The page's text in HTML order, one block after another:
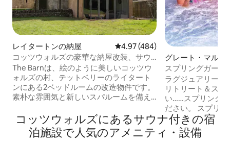
レイタートンの納屋 レビュー484件、5つ星中4.97つ
4.97 (484)
コッツウォルズの豪華な納屋改装、サウ
ナ／スパ付き
The Barnは、絵のように美しいコッツウ
ォルズの村、テットベリーのライタート
ンにある2ベッドルームの改造物件です。
素朴な雰囲気と新しいスパルームを備え
ームの専用バスルームが付いた大きな寝
室が2つあり、1つには独立したバスタブ
が付いています。各寝室にはキングサイ
グレート・マルバ
家
スプリングガーデ
ヨガ、サウナ、シ
ラグジュアリープ
リトリート＆ス
い……スプリング
ださい。 スプリ
通して素晴らしい
ヴァンヒルズの麓
する南向きの時
コッツウォルズにあるサウナ付きの宿
泊施設で人気のアメニティ・設備